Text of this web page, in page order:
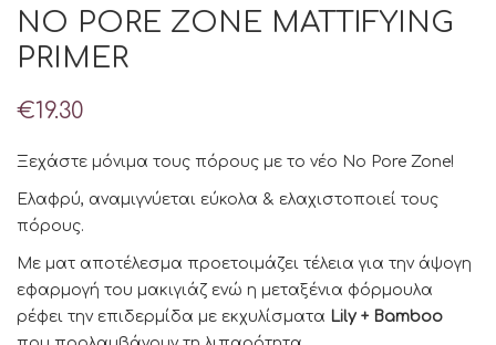
NO PORE ZONE MATTIFYING
PRIMER
€19.30
Ξεχάστε μόνιμα τους πόρους με το νέο No Pore Zone!
Ελαφρύ, αναμιγνύεται εύκολα & ελαχιστοποιεί τους
πόρους.
Με ματ αποτέλεσμα προετοιμάζει τέλεια για την άψογη
εφαρμογή του μακιγιάζ ενώ η μεταξένια φόρμουλα
ρέφει την επιδερμίδα με εκχυλίσματα Lily + Bamboo